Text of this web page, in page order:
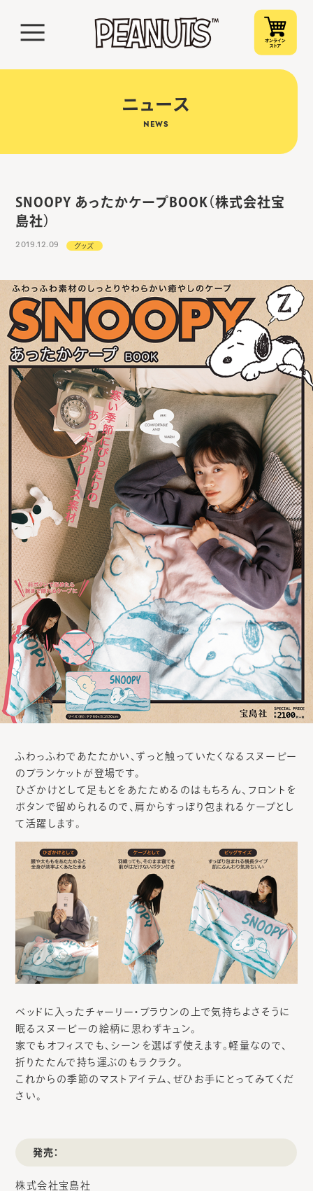
ニュース
NEWS
SNOOPY あったかケープBOOK（株式会社宝
島社）
2019.12.09 グッズ
ふわっふわであたたかい、ずっと触っていたくなるスヌーピー
のブランケットが登場です。
ひざかけとして足もとをあたためるのはもちろん、フロントを
ボタンで留められるので、肩からすっぽり包まれるケープとし
て活躍します。
ベッドに入ったチャーリー・ブラウンの上で気持ちよさそうに
眠るスヌーピーの絵柄に思わずキュン。
家でもオフィスでも、シーンを選ばず使えます。軽量なので、
折りたたんで持ち運ぶのもラクラク。
これからの季節のマストアイテム、ぜひお手にとってみてくだ
さい。
発売：
株式会社宝島社